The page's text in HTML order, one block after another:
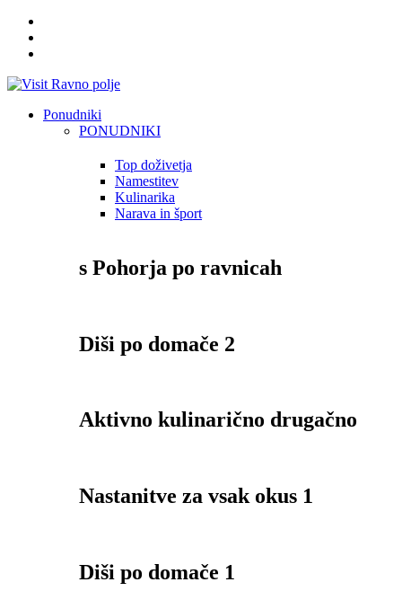
Ponudniki
PONUDNIKI
Top doživetja
Namestitev
Kulinarika
Narava in šport
s Pohorja po ravnicah
Diši po domače 2
Aktivno kulinarično drugačno
Nastanitve za vsak okus 1
Diši po domače 1